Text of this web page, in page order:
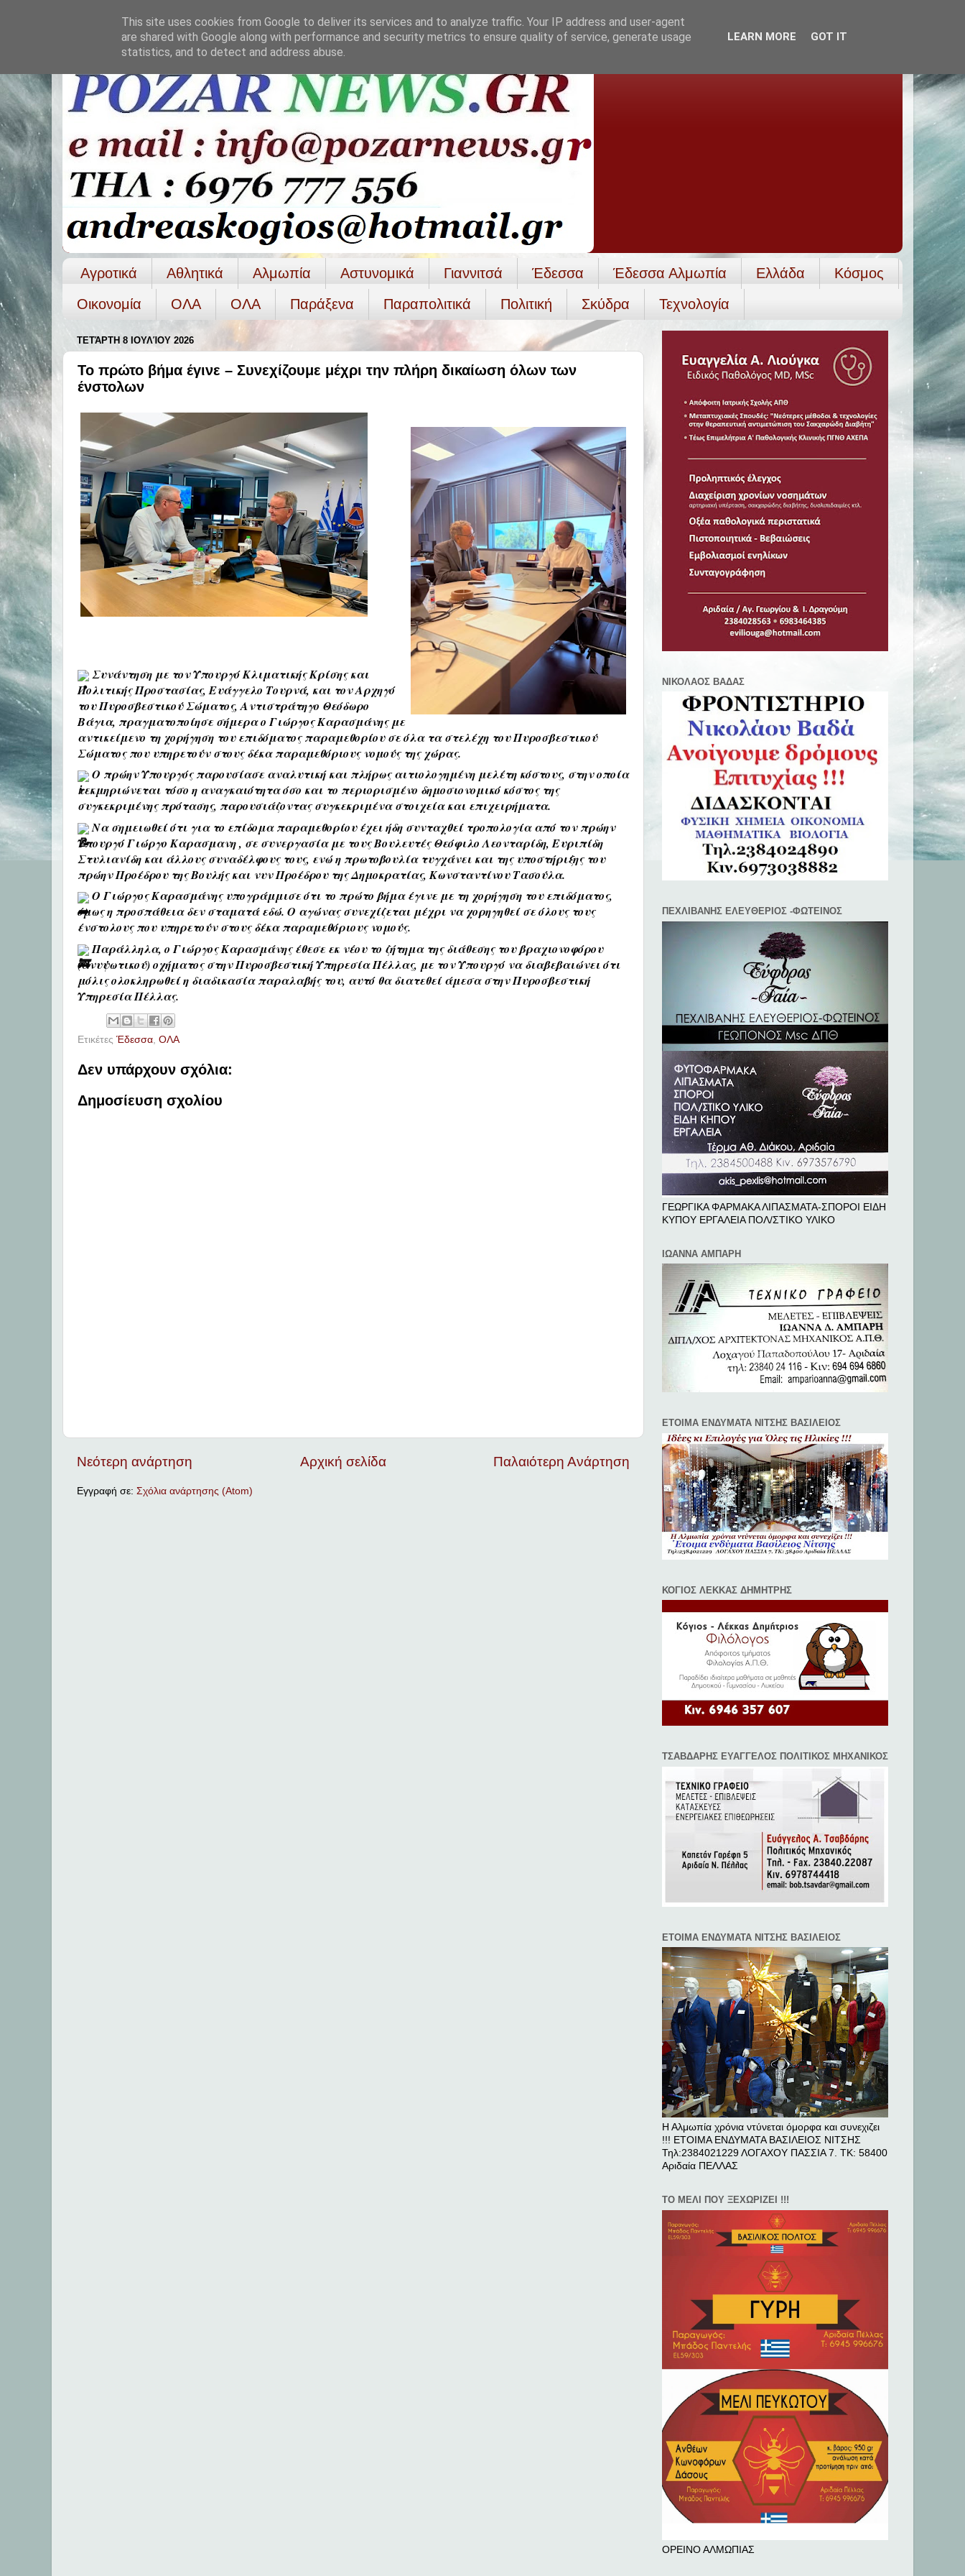
Αγροτικά Αθλητικά Αλμωπία Αστυνομικά Γιαννιτσά Έδεσσα Έδεσσα Αλμωπία Ελλάδα
Κόσμος
Οικονομία
ΟΛΑ ΟΛA Παράξενα Παραπολιτικά Πολιτική Σκύδρα Τεχνολογία
ΤΕΤΆΡΤΗ 8 ΙΟΥΛΊΟΥ 2026
Το πρώτο βήμα έγινε – Συνεχίζουμε μέχρι την πλήρη δικαίωση όλων των
ένστολων
Συνάντηση με τον Υπουργό Κλιματικής Κρίσης και
Πολιτικής Προστασίας, Ευάγγελο Τουρνά, και τον Αρχηγό
του Πυροσβεστικού Σώματος, Αντιστράτηγο Θεόδωρο
Βάγια, πραγματοποίησε σήμερα ο Γιώργος Καρασμάνης με
αντικείμενο τη χορήγηση του επιδόματος παραμεθορίου σε όλα τα στελέχη του Πυροσβεστικού
Σώματος που υπηρετούν στους δέκα παραμεθόριους νομούς της χώρας.
Ο πρώην Υπουργός παρουσίασε αναλυτική και πλήρως αιτιολογημένη μελέτη κόστους, στην οποία
τεκμηριώνεται τόσο η αναγκαιότητα όσο και το περιορισμένο δημοσιονομικό κόστος της
συγκεκριμένης πρότασης, παρουσιάζοντας συγκεκριμένα στοιχεία και επιχειρήματα.
Να σημειωθεί ότι για το επίδομα παραμεθορίου έχει ήδη συνταχθεί τροπολογία από τον πρώην
Υπουργό Γιώργο Καρασμανη , σε συνεργασία με τους Βουλευτές Θεόφιλο Λεονταρίδη, Ευριπίδη
Στυλιανίδη και άλλους συναδέλφους τους, ενώ η πρωτοβουλία τυγχάνει και της υποστήριξης του
πρώην Προέδρου της Βουλής και νυν Προέδρου της Δημοκρατίας, Κωνσταντίνου Τασούλα.
Ο Γιώργος Καρασμάνης υπογράμμισε ότι το πρώτο βήμα έγινε με τη χορήγηση του επιδόματος,
όμως η προσπάθεια δεν σταματά εδώ. Ο αγώνας συνεχίζεται μέχρι να χορηγηθεί σε όλους τους
ένστολους που υπηρετούν στους δέκα παραμεθόριους νομούς.
Παράλληλα, ο Γιώργος Καρασμάνης έθεσε εκ νέου το ζήτημα της διάθεσης του βραχιονοφόρου
(ανυψωτικού) οχήματος στην Πυροσβεστική Υπηρεσία Πέλλας, με τον Υπουργό να διαβεβαιώνει ότι
μόλις ολοκληρωθεί η διαδικασία παραλαβής του, αυτό θα διατεθεί άμεσα στην Πυροσβεστική
Υπηρεσία Πέλλας.
Ετικέτες Έδεσσα, ΟΛΑ
Δεν υπάρχουν σχόλια:
Δημοσίευση σχολίου
Νεότερη ανάρτηση Παλαιότερη Ανάρτηση
Αρχική σελίδα
Εγγραφή σε: Σχόλια ανάρτησης (Atom)
ΝΙΚΟΛΑΟΣ ΒΑΔΑΣ
ΠΕΧΛΙΒANΗΣ ΕΛΕΥΘΕΡΙΟΣ -ΦΩΤΕΙΝΟΣ
ΓΕΩΡΓΙΚΑ ΦΑΡΜΑΚΑ ΛΙΠΑΣΜΑΤΑ-ΣΠΟΡΟΙ ΕΙΔΗ
ΚΥΠΟΥ ΕΡΓΑΛΕΙΑ ΠΟΛ/ΣΤΙΚΟ ΥΛΙΚΟ
ΙΩΑΝΝΑ ΑΜΠΑΡΗ
ΕΤΟΙΜΑ ΕΝΔΥΜΑΤΑ ΝΙΤΣΗΣ ΒΑΣΙΛΕΙΟΣ
ΚΟΓΙΟΣ ΛΕΚΚΑΣ ΔΗΜΗΤΡΗΣ
ΤΣΑΒΔΑΡΗΣ ΕΥΑΓΓΕΛΟΣ ΠΟΛΙΤΙΚΟΣ ΜΗΧΑΝΙΚΟΣ
ΕΤΟΙΜΑ ΕΝΔΥΜΑΤΑ ΝΙΤΣΗΣ ΒΑΣΙΛΕΙΟΣ
Η Αλμωπία χρόνια ντύνεται όμορφα και συνεχιζει
!!! ΕΤΟΙΜΑ ΕΝΔΥΜΑΤΑ ΒΑΣΙΛΕΙΟΣ ΝΙΤΣΗΣ
Τηλ:2384021229 ΛΟΓΑΧΟΥ ΠΑΣΣΙΑ 7. ΤΚ: 58400
Αριδαία ΠΕΛΛAΣ
ΤΟ ΜΕΛΙ ΠΟΥ ΞΕΧΩΡΙΖΕΙ !!!
ΟΡΕΙΝΟ ΑΛΜΩΠΙΑΣ
This site uses cookies from Google to deliver its services and to analyze traffic. Your IP address and user-agent
are shared with Google along with performance and security metrics to ensure quality of service, generate usage
statistics, and to detect and address abuse.
LEARN MORE GOT IT